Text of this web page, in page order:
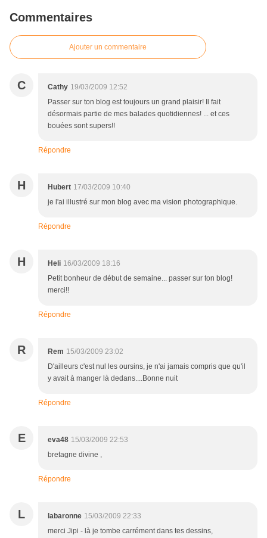
Commentaires
Ajouter un commentaire
C Cathy 19/03/2009 12:52
Passer sur ton blog est toujours un grand plaisir! Il fait
désormais partie de mes balades quotidiennes! ... et ces
bouées sont supers!!
Répondre
H Hubert 17/03/2009 10:40
je l'ai illustré sur mon blog avec ma vision photographique.
Répondre
H Heli 16/03/2009 18:16
Petit bonheur de début de semaine... passer sur ton blog!
merci!!
Répondre
R Rem 15/03/2009 23:02
D'ailleurs c'est nul les oursins, je n'ai jamais compris que qu'il
y avait à manger là dedans....Bonne nuit
Répondre
E eva48 15/03/2009 22:53
bretagne divine ,
Répondre
L labaronne 15/03/2009 22:33
merci Jipi - là je tombe carrément dans tes dessins,